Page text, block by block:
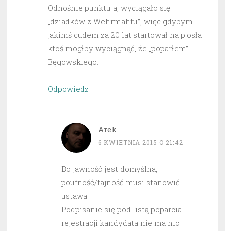
Odnośnie punktu a, wyciągało się
„dziadków z Wehrmahtu”, więc gdybym
jakimś cudem za 20 lat startował na p.osła
ktoś mógłby wyciągnąć, że „poparłem”
Bęgowskiego.
Odpowiedz
Arek
6 KWIETNIA 2015 O 21:42
Bo jawność jest domyślna,
poufność/tajność musi stanowić
ustawa.
Podpisanie się pod listą poparcia
rejestracji kandydata nie ma nic